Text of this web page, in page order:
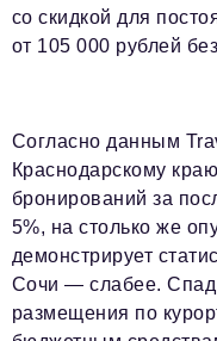
со скидкой для
от 105 000 рублей
Согласно данным
Краснодарскому
бронирований за
5%, на столько же
демонстрирует
Сочи — слабее. Спад
размещения по